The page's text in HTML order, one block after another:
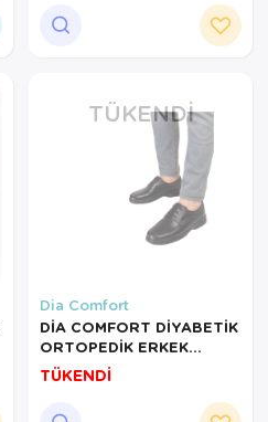
TÜKENDI
Dia Comfort
DİA COMFORT DİYABETİK
ORTOPEDİK ERKEK
AYAKKABI SİYAH-42
NUMARA
TÜKENDİ